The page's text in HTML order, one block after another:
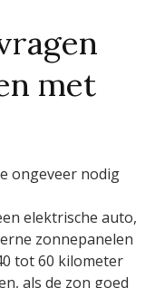
met
ongeveer nodig
elektrische auto,
zonnepanelen
tot 60 kilometer
als de zon goed